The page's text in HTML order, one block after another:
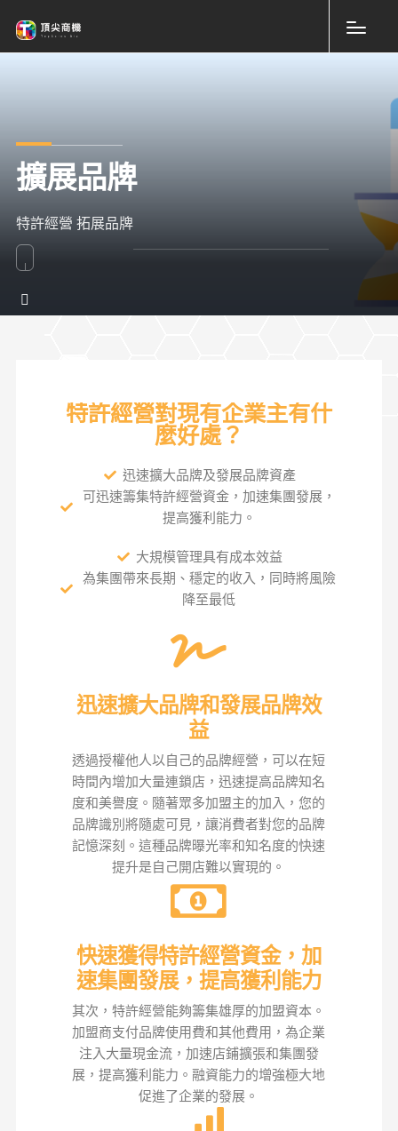
擴展品牌
特許經營 拓展品牌
特許經營對現有企業主有什
麼好處？
迅速擴大品牌及發展品牌資產
可迅速籌集特許經營資金，加速集團發展，
提高獲利能力。
大規模管理具有成本效益
為集團帶來長期、穩定的收入，同時將風險
降至最低
迅速擴大品牌和發展品牌效
益
透過授權他人以自己的品牌經營，可以在短
時間內增加大量連鎖店，迅速提高品牌知名
度和美譽度。隨著眾多加盟主的加入，您的
品牌識別將隨處可見，讓消費者對您的品牌
記憶深刻。這種品牌曝光率和知名度的快速
提升是自己開店難以實現的。
快速獲得特許經營資金，加
速集團發展，提高獲利能力
其次，特許經營能夠籌集雄厚的加盟資本。
加盟商支付品牌使用費和其他費用，為企業
注入大量現金流，加速店鋪擴張和集團發
展，提高獲利能力。融資能力的增強極大地
促進了企業的發展。